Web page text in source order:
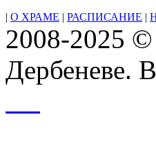
| О ХРАМЕ | РАСПИСАНИЕ |
2008-2025
Дербеневе.